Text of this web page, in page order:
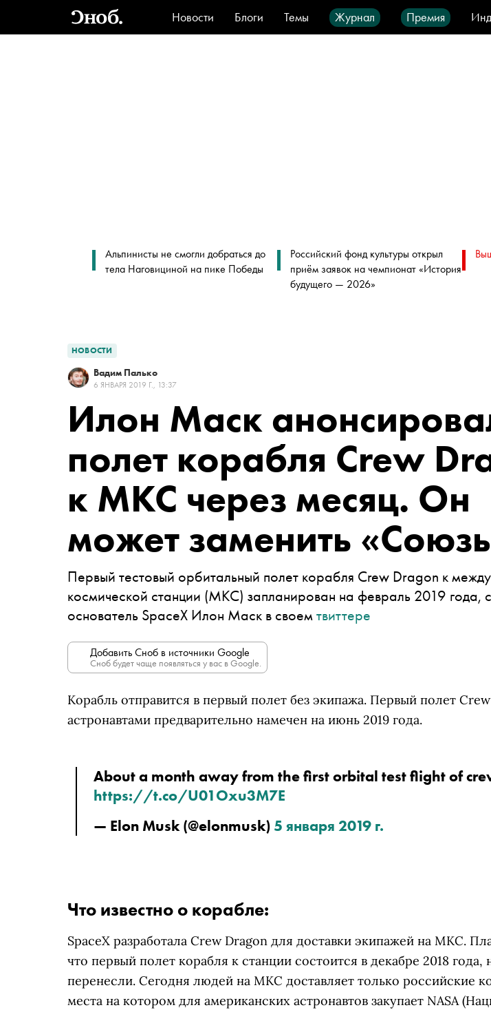
Новости Блоги Темы Журнал Премия
Стиль
Видео Город IT-продукты
Альпинисты не смогли добраться до
тела Наговициной на пике Победы
Российский фонд культуры открыл
приём заявок на чемпионат «История
будущего — 2026»
НОВОСТИ
Вадим Палько
6 ЯНВАРЯ 2019 Г., 13:37
Илон Маск
полет корабля Crew
к МКС через месяц. Он
может заменить
Первый тестовый орбитальный полет корабля Crew Dragon к
космической станции (МКС) запланирован на февраль 2019 года,
основатель SpaceX Илон Маск в своемтвиттере
Добавить Сноб в источники Google
Сноб будет чаще появляться у вас в Google.
Корабль отправится в первый полет без экипажа. Первый полет
астронавтами предварительно намечен на июнь 2019 года.
https://t.co/U01Oxu3M7E
— Elon Musk (@elonmusk) 5 января 2019 г.
Что известно о корабле:
SpaceX разработала Crew Dragon для доставки экипажей на МКС.
что первый полет корабля к станции состоится в декабре 2018 года,
перенесли. Сегодня людей на МКС доставляет только российские
места на котором для американских астронавтов закупает NASA